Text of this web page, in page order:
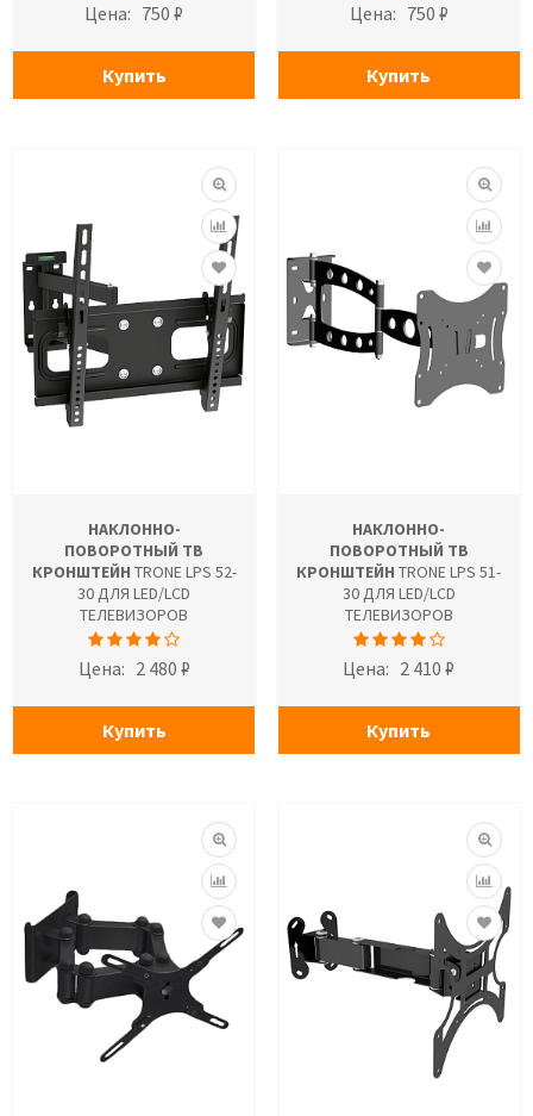
Цена: 750 ₽
Купить
Цена: 750 ₽
Купить
НАКЛОННО-
ПОВОРОТНЫЙ ТВ
КРОНШТЕЙН TRONE LPS 52-
30 ДЛЯ LED/LCD
ТЕЛЕВИЗОРОВ
Цена: 2 480 ₽
Купить
НАКЛОННО-
ПОВОРОТНЫЙ ТВ
КРОНШТЕЙН TRONE LPS 51-
30 ДЛЯ LED/LCD
ТЕЛЕВИЗОРОВ
Цена: 2 410 ₽
Купить